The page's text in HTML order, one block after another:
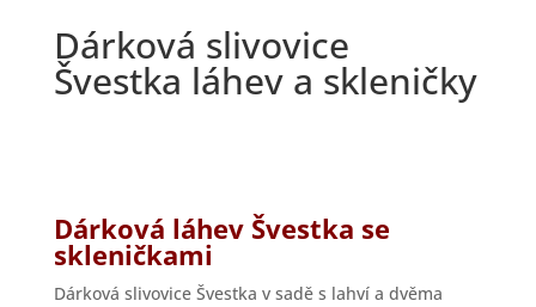
Dárková slivovice
Švestka láhev a skleničky
Dárková láhev Švestka se
skleničkami
Dárková slivovice Švestka v sadě s lahví a dvěma